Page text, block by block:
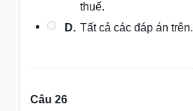
thuế.
D. Tất cả các đáp án trên.
Câu 26